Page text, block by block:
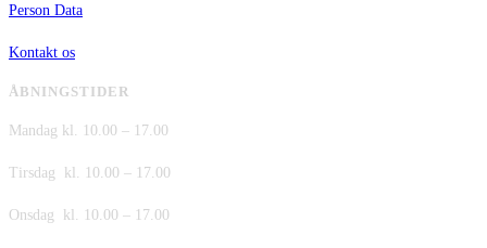
Person Data
Kontakt os
ÅBNINGSTIDER
Mandag kl. 10.00 – 17.00
Tirsdag kl. 10.00 – 17.00
Onsdag kl. 10.00 – 17.00